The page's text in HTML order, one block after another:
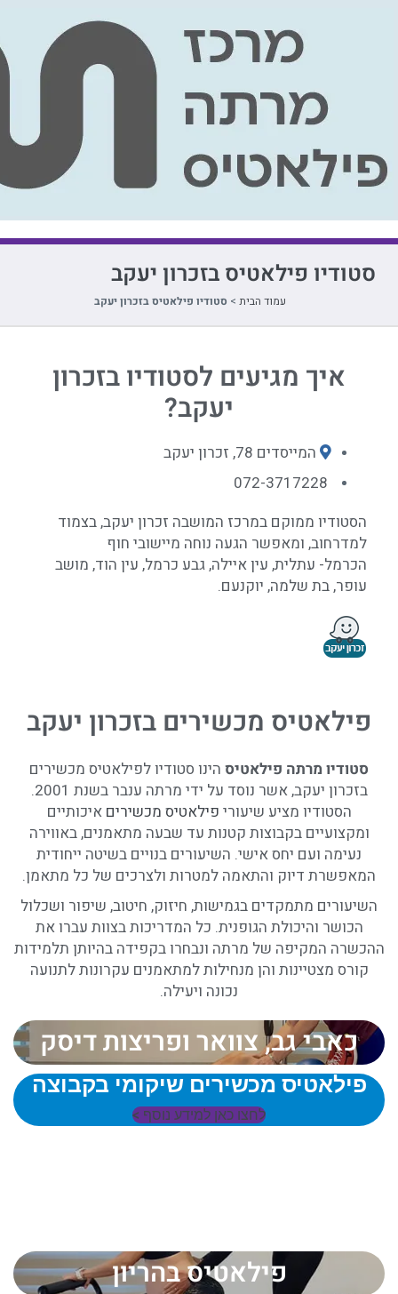
סטודיו פילאטיס בזכרון יעקב
עמוד הבית> סטודיו פילאטיס בזכרון יעקב
איך מגיעים לסטודיו בזכרון
יעקב?
המייסדים 78, זכרון יעקב
072-3717228
הסטודיו ממוקם במרכז המושבה זכרון יעקב, בצמוד
למדרחוב, ומאפשר הגעה נוחה מיישובי חוף
הכרמל- עתלית, עין איילה, גבע כרמל, עין הוד, מושב
עופר, בת שלמה, יוקנעם.
פילאטיס מכשירים בזכרון יעקב
סטודיומרתה פילאטיס הינו סטודיו לפילאטיס מכשירים
בזכרון יעקב, אשר נוסד על ידי מרתה ענבר בשנת 2001.
הסטודיו מציע שיעורי פילאטיס מכשירים איכותיים
ומקצועיים בקבוצות קטנות עד שבעה מתאמנים, באווירה
נעימה ועם יחס אישי. השיעורים בנויים בשיטה ייחודית
המאפשרת דיוק והתאמה למטרות ולצרכים של כל מתאמן.
השיעורים מתמקדים בגמישות, חיזוק, חיטוב, שיפור ושכלול
הכושר והיכולת הגופנית. כל המדריכות בצוות עברו את
ההכשרה המקיפה של מרתה ונבחרו בקפידה בהיותן תלמידות
קורס מצטיינות והן מנחילות למתאמנים עקרונות לתנועה
נכונה ויעילה.
כאבי גב, צוואר ופריצות דיסק
פילאטיס מכשירים שיקומי בקבוצה
לחצו כאן למידע נוסף >
פילאטיס בהריון